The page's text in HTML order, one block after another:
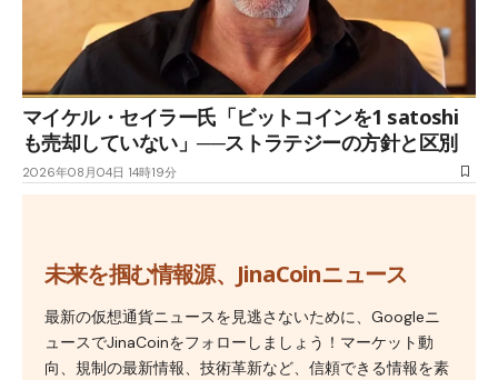
マイケル・セイラー氏「ビットコインを1 satoshi
も売却していない」──ストラテジーの方針と区別
2026年08月04日 14時19分
未来を掴む情報源、JinaCoinニュース
最新の仮想通貨ニュースを見逃さないために、Googleニ
ュースでJinaCoinをフォローしましょう！マーケット動
向、規制の最新情報、技術革新など、信頼できる情報を素